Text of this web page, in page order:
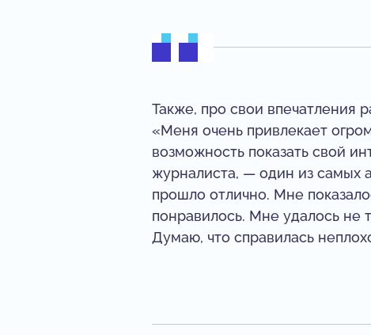
Также, про свои впечатления
«Меня очень привлекает
возможность показать свой
журналиста, — один из самых
прошло отлично. Мне
понравилось. Мне удалось не
Думаю, что справилась